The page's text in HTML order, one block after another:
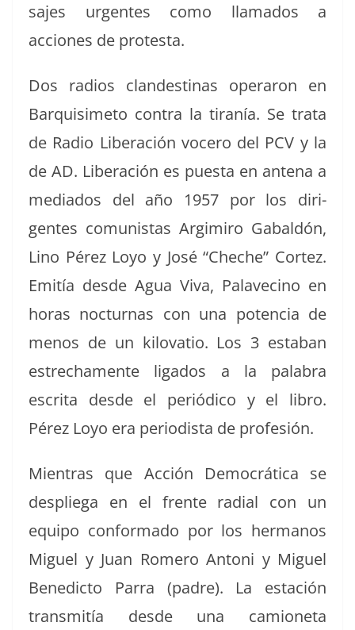
sajes urgentes como lla­ma­dos a
acciones de protesta.
Dos radios clan­des­ti­nas oper­aron en
Bar­quisime­to con­tra la tiranía. Se tra­ta
de Radio Lib­eración vocero del PCV y la
de AD. Lib­eración es pues­ta en ante­na a
medi­a­dos del año 1957 por los diri­
gentes comu­nistas Argimiro Gabaldón,
Lino Pérez Loyo y José “Cheche” Cortez.
Emitía des­de Agua Viva, Palave­ci­no en
horas noc­tur­nas con una poten­cia de
menos de un kilo­va­tio. Los 3 esta­ban
estrechamente lig­a­dos a la pal­abra
escri­ta des­de el per­iódi­co y el libro.
Pérez Loyo era peri­odista de profesión.
Mien­tras que Acción Democráti­ca se
despl­ie­ga en el frente radi­al con un
equipo con­for­ma­do por los her­manos
Miguel y Juan Romero Antoni y Miguel
Bene­dic­to Par­ra (padre). La estación
trans­mitía des­de una camione­ta